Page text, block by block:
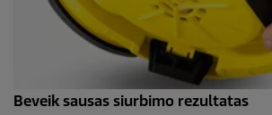
Beveik sausas siurbimo rezultatas